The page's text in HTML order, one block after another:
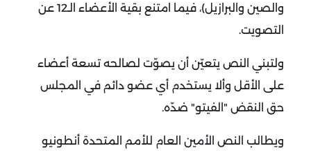
والصين والبرازيل)، فيما امتنع بقية الأعضاء الـ12 عن
التصويت.
ولتبني النص يتعيّن أن يصوّت لصالحه تسعة أعضاء
على الأقل وألا يستخدم أي عضو دائم في المجلس
حق النقض "الفيتو" ضدّه.
ويطالب النص الأمين العام للأمم المتحدة أنطونيو